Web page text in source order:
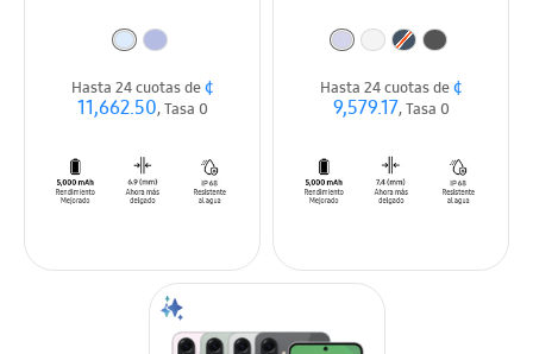
Hasta 24 cuotas de¢
11,662.50, Tasa 0
Hasta 24 cuotas de¢
9,579.17, Tasa 0